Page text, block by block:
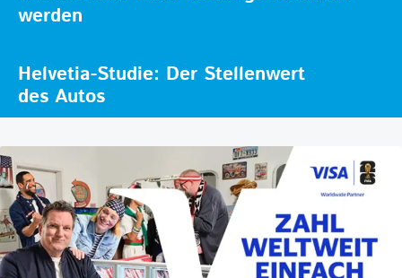
werden
Helvetia-Studie: Der Stellenwert
des Autos